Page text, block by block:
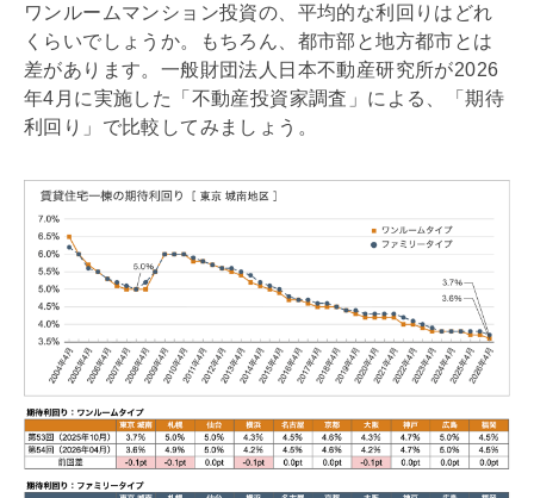
ワンルームマンション投資の、平均的な利回り はどれ
くらいでしょうか。もちろん、都市部と地方都市とは
差があります。一般財団法人日本不動産研究所が2026
年4月に実施した「不動産投資家調査」による、「期待
利回り 」で比較してみましょう。